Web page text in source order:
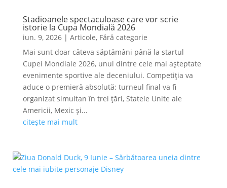
Stadioanele spectaculoase care vor scrie
istorie la Cupa Mondială 2026
iun. 9, 2026| Articole, Fără categorie
Mai sunt doar câteva săptămâni până la startul
Cupei Mondiale 2026, unul dintre cele mai așteptate
evenimente sportive ale deceniului. Competiția va
aduce o premieră absolută: turneul final va fi
organizat simultan în trei țări, Statele Unite ale
Americii, Mexic și...
citește mai mult